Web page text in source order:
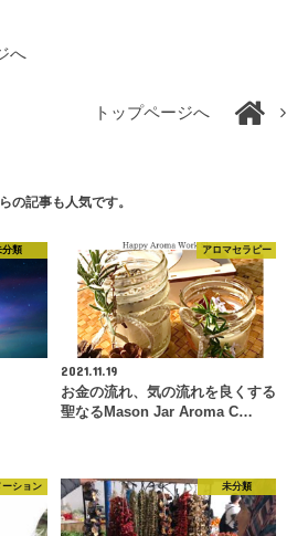
へ
トップページへ
の記事も人気です。
分類 アロマセラピー
2021.11.19
お金の流れ、気の流れを良くする
聖なるMason Jar Aroma C…
ーション 未分類